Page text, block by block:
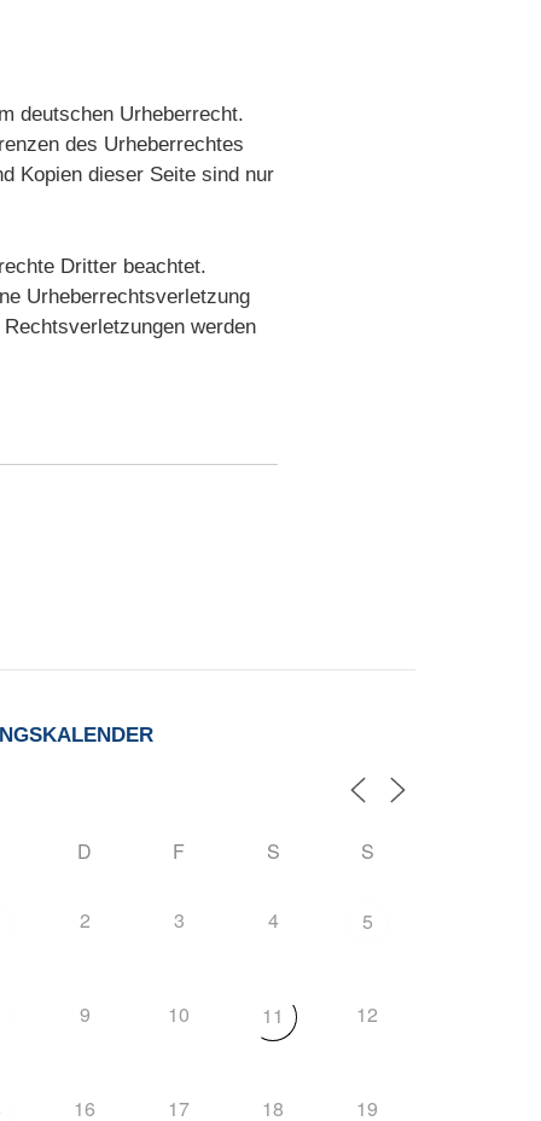
deutschen Urheberrecht.
des Urheberrechtes
Kopien dieser Seite sind nur
Dritter beachtet.
Urheberrechtsverletzung
werden
D F S S
2 3 4 5
9 10 11 12
16 17 18 19